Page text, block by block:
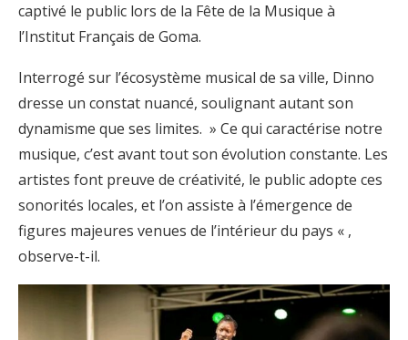
captivé le public lors de la Fête de la Musique à
l’Institut Français de Goma.
Interrogé sur l’écosystème musical de sa ville, Dinno
dresse un constat nuancé, soulignant autant son
dynamisme que ses limites. » Ce qui caractérise notre
musique, c’est avant tout son évolution constante. Les
artistes font preuve de créativité, le public adopte ces
sonorités locales, et l’on assiste à l’émergence de
figures majeures venues de l’intérieur du pays « ,
observe-t-il.